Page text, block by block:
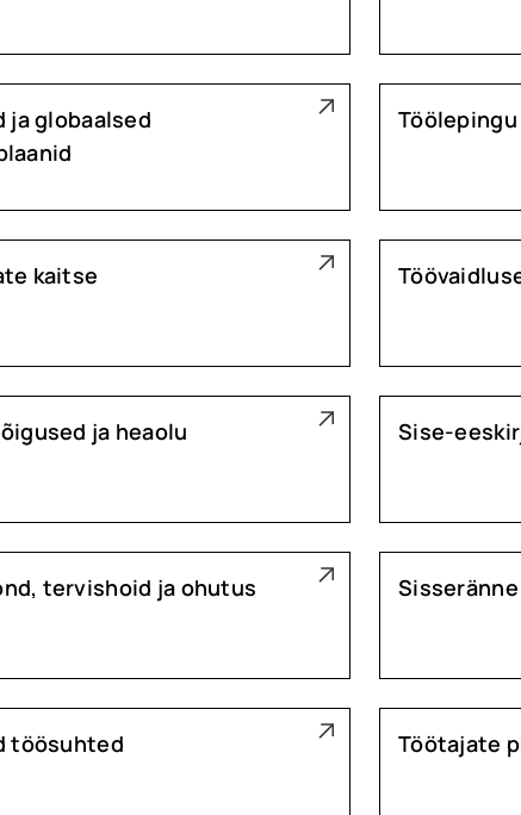
ja globaalsed
kaitse
ja heaolu Sise-
tervishoid ja ohutus
töösuhted Töötajate